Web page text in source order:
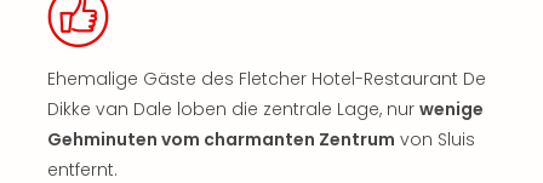
​Ehemalige Gäste des Fletcher Hotel-Restaurant De
Dikke van Dale loben die zentrale Lage, nur wenige
Gehminuten vom charmanten Zentrum von Sluis
entfernt.